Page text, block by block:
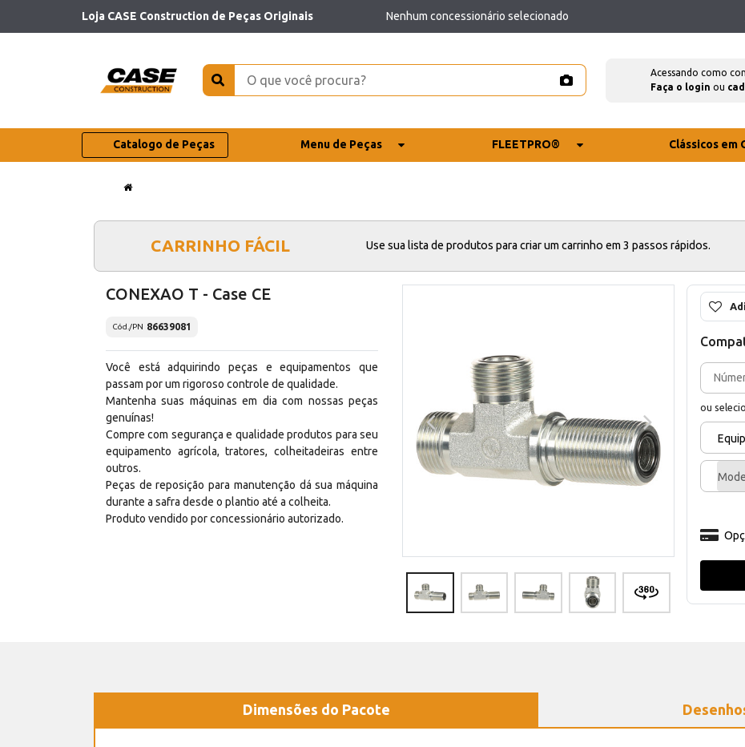
Loja CASE Construction de Peças Originais Nenhum concessionário selecionado
Acessando como
Faça o login ou
Catalogo de Peças Menu de Peças FLEETPRO® Clássicos em
CARRINHO FÁCIL Use sua lista de produtos para criar um carrinho em 3 passos rápidos.
CONEXAO T - Case CE
Cód./PN 86639081
Você está adquirindo peças e equipamentos que
passam por um rigoroso controle de qualidade.
Mantenha suas máquinas em dia com nossas peças
genuínas!
Compre com segurança e qualidade produtos para seu
equipamento agrícola, tratores, colheitadeiras entre
outros.
Peças de reposição para manutenção dá sua máquina
durante a safra desde o plantio até a colheita.
Produto vendido por concessionário autorizado.
ou
Dimensões do Pacote